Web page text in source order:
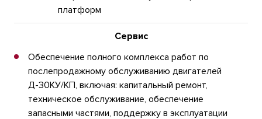
платформ
Сервис
Обеспечение полного комплекса работ по
послепродажному обслуживанию двигателей
Д-30КУ/КП, включая: капитальный ремонт,
техническое обслуживание, обеспечение
запасными частями, поддержку в эксплуатации